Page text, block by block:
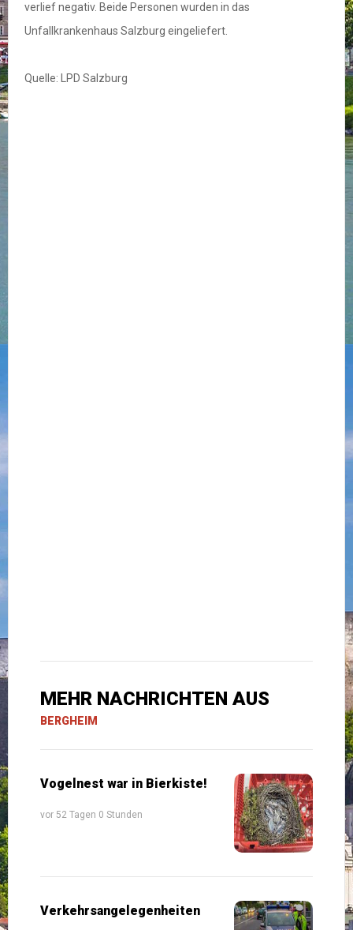
verlief negativ. Beide Personen wurden in das
Unfallkrankenhaus Salzburg eingeliefert.
Quelle: LPD Salzburg
MEHR NACHRICHTEN AUS
BERGHEIM
Vogelnest war in Bierkiste!
vor 52 Tagen 0 Stunden
Verkehrsangelegenheiten